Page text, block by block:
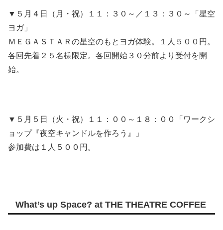
▼５月４日（月・祝）１１：３０～／１３：３０～「星空
ヨガ」
ＭＥＧＡＳＴＡＲの星空のもとヨガ体験。１人５００円。
各回先着２５名様限定。各回開始３０分前より受付を開
始。
▼５月５日（火・祝）１１：００～１８：００「ワークシ
ョップ『夜空キャンドルを作ろう』」
参加費は１人５００円。
What’s up Space? at THE THEATRE COFFEE